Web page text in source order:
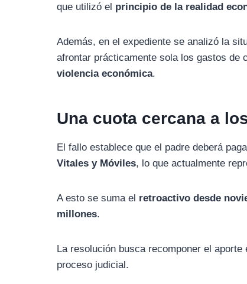
que utilizóel principiode la realidad
Además,enelexpedienteseanalizó la
afrontar prácticamentesola losgastosde
violenciaeconómica.
Una cuota cercanaa
Elfalloestablecequeel padredeberá
Vitalesy Móviles, loqueactualmente
Aestosesumael retroactivodesde
millones.
La resolución busca recomponerelaporte
proceso judicial.